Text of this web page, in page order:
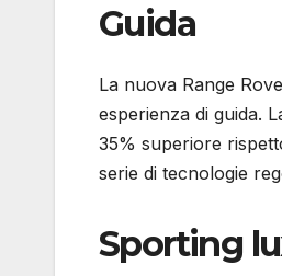
Guida
La nuova Range
esperienza di guida.
35% superiore
serie di tecnologie
Sporting